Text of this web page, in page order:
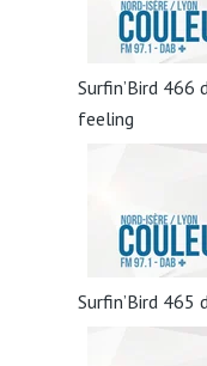
Surfin’Bird 466
feeling
Surfin’Bird 465